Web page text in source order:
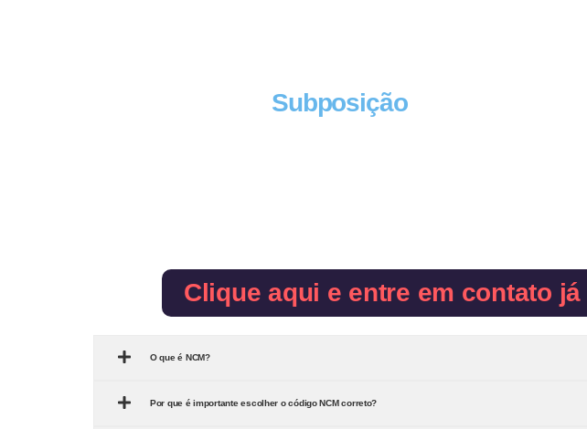
Subposição
Clique aqui e entre em contato
O que é NCM?
Por que é importante escolher o código NCM correto?